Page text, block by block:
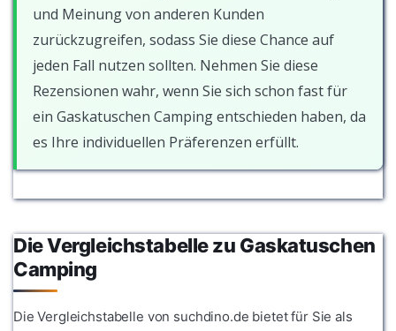
und Meinung von anderen Kunden
zurückzugreifen, sodass Sie diese Chance auf
jeden Fall nutzen sollten. Nehmen Sie diese
Rezensionen wahr, wenn Sie sich schon fast für
ein Gaskatuschen Camping entschieden haben, da
es Ihre individuellen Präferenzen erfüllt.
Die Vergleichstabelle zu Gaskatuschen
Camping
Die Vergleichstabelle von suchdino.de bietet für Sie als